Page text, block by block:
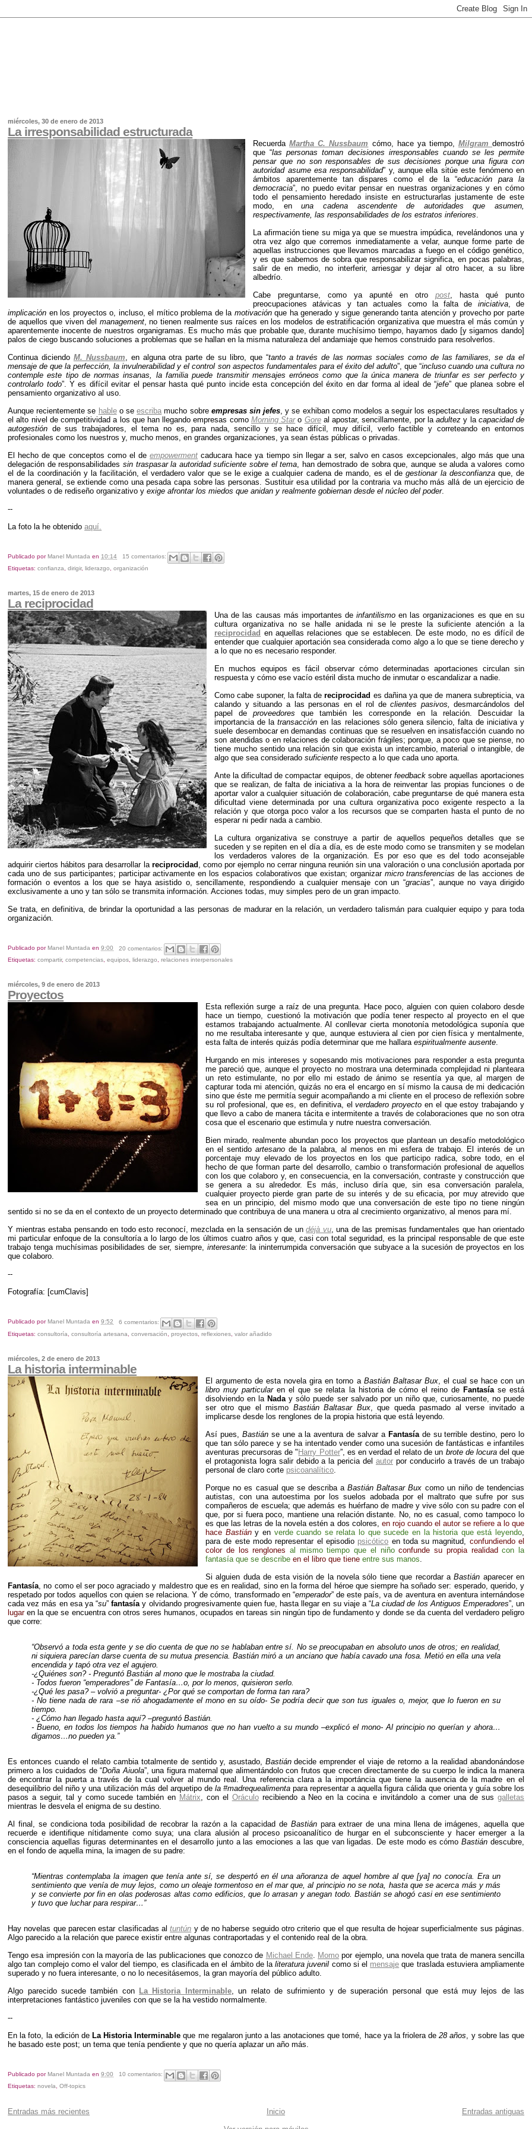
miércoles, 30 de enero de 2013
La irresponsabilidad estructurada
RecuerdaMartha C. Nussbaum cómo, hace ya tiempo, Milgramdemostró
que “las personas toman decisiones irresponsables cuando se les permite
pensar que no son responsables de sus decisiones porque una figura con
autoridad asume esa responsabilidad” y, aunque ella sitúe este fenómeno en
ámbitos aparentemente tan dispares como el de la “educación para la
democracia”, no puedo evitar pensar en nuestras organizaciones y en cómo
todo el pensamiento heredado insiste en estructurarlas justamente de este
modo, enuna cadena ascendente de autoridades que asumen,
respectivamente, las responsabilidades de los estratos inferiores.
La afirmación tiene su miga ya que se muestra impúdica, revelándonos una y
otra vez algo que corremos inmediatamente a velar, aunque forme parte de
aquellas instrucciones que llevamos marcadas a fuego en el código genético,
y es que sabemos de sobra que responsabilizar significa, en pocas palabras,
salir de en medio, no interferir, arriesgar y dejar al otro hacer, a su libre
albedrío.
Cabe preguntarse, como ya apunté en otropost, hasta qué punto
preocupaciones atávicas y tan actuales como la falta de iniciativa, de
implicación en los proyectos o, incluso, el mítico problema de la motivaciónque ha generado y sigue generando tanta atención y provecho por parte
de aquellos que viven del management, no tienen realmente sus raíces en los modelos de estratificación organizativa que muestra el más común y
aparentemente inocente de nuestros organigramas. Es mucho más que probable que, durante muchísimo tiempo, hayamos dado [y sigamos dando]
palos de ciego buscando soluciones a problemas que se hallan en la misma naturaleza del andamiaje que hemos construido para resolverlos.
Continua diciendo M. Nussbaum, en alguna otra parte de su libro, que “tanto a través de las normas sociales como de las familiares, se da el
mensaje de que la perfección, la invulnerabilidad y el control son aspectos fundamentales para el éxito del adulto”, que “incluso cuando una cultura no
contemple este tipo de normas insanas, la familia puede transmitir mensajes erróneos como que la única manera de triunfar es ser perfecto y
controlarlo todo”. Y es difícil evitar el pensar hasta qué punto incide esta concepción del éxito en dar forma al ideal de “jefe” que planea sobre el
pensamiento organizativo al uso.
Aunque recientemente se hableo seescriba mucho sobre empresas sin jefes, y se exhiban como modelos a seguir los espectaculares resultados y
el alto nivel de competitividad a los que han llegando empresas como Morning Staro Goreal apostar, sencillamente, por laadultez y la capacidad de
autogestión de sus trabajadores, el tema no es, para nada, sencillo y se hace difícil, muy difícil, verlo factible y correteando en entornos
profesionales como los nuestros y, mucho menos, en grandes organizaciones, ya sean éstas públicas o privadas.
El hecho de que conceptos como el deempowerment caducara hace ya tiempo sin llegar a ser, salvo en casos excepcionales, algo más que una
delegación de responsabilidades sin traspasar la autoridad suficiente sobre el tema, han demostrado de sobra que, aunque se aluda a valores como
el de la coordinación y la facilitación, el verdadero valor que se le exige a cualquier cadena de mando, es el degestionar la desconfianzaque, de
manera general, se extiende como una pesada capa sobre las personas. Sustituir esa utilidad por la contraria va mucho más allá de un ejercicio de
voluntades o de rediseño organizativo yexige afrontar los miedos que anidan y realmente gobiernan desde el núcleo del poder.
--
La foto la he obtenidoaquí.
Publicado por Manel Muntada en 10:14
15 comentarios:
Etiquetas:confianza ,dirigir,liderazgo ,organización
martes, 15 de enero de 2013
La reciprocidad
Una de las causas más importantes deinfantilismo en las organizaciones es que en su
cultura organizativa no se halle anidada ni se le preste la suficiente atención a la
reciprocidad en aquellas relaciones que se establecen. De este modo, no es difícil de
entender que cualquier aportación sea considerada como algo a lo que se tiene derecho y
a lo que no es necesario responder.
En muchos equipos es fácil observar cómo determinadas aportaciones circulan sin
respuesta y cómo ese vacío estéril dista mucho de inmutar o escandalizar a nadie.
Como cabe suponer, la falta dereciprocidad es dañina ya que de manera subrepticia, va
calando y situando a las personas en el rol declientes pasivos, desmarcándolos del
papel deproveedores que también les corresponde en la relación. Descuidar la
importancia de latransacción en las relaciones sólo genera silencio, falta de iniciativa y
suele desembocar en demandas continuas que se resuelven en insatisfacción cuando no
son atendidas o en relaciones de colaboración frágiles; porque, a poco que se piense, no
tiene mucho sentido una relación sin que exista un intercambio, material o intangible, de
algo que sea consideradosuficiente respecto a lo que cada uno aporta.
Ante la dificultad de compactar equipos, de obtener feedbacksobre aquellas aportaciones
que se realizan, de falta de iniciativa a la hora de reinventar las propias funciones o de
aportar valor a cualquier situación de colaboración, cabe preguntarse de qué manera esta
dificultad viene determinada por una cultura organizativa poco exigente respecto a la
relación y que otorga poco valor a los recursos que se comparten hasta el punto de no
esperar ni pedir nada a cambio.
La cultura organizativa se construye a partir de aquellos pequeños detalles que se
suceden y se repiten en el día a día, es de este modo como se transmiten y se modelan
los verdaderos valores de la organización. Es por eso que es del todo aconsejable
adquirir ciertos hábitos para desarrollar la reciprocidad , como por ejemplo no cerrar ninguna reunión sin una valoración o una conclusión aportada por
cada uno de sus participantes; participar activamente en los espacios colaborativos que existan; organizar micro transferencias de las acciones de
formación o eventos a los que se haya asistido o, sencillamente, respondiendo a cualquier mensaje con un “gracias”, aunque no vaya dirigido
exclusivamente a uno y tan sólo se transmita información. Acciones todas, muy simples pero de un gran impacto.
Se trata, en definitiva, de brindar la oportunidad a las personas de madurar en la relación, un verdadero talismán para cualquier equipo y para toda
organización.
Publicado por Manel Muntada en9:00
20 comentarios:
Etiquetas:compartir,competencias,equipos, liderazgo,relaciones interpersonales
miércoles, 9 de enero de 2013
Proyectos
Esta reflexión surge a raíz de una pregunta. Hace poco, alguien con quien colaboro desde
hace un tiempo, cuestionó la motivación que podía tener respecto al proyecto en el que
estamos trabajando actualmente. Al conllevar cierta monotonía metodológica suponía que
no me resultaba interesante y que, aunque estuviera al cien por cien física y mentalmente,
esta falta de interés quizás podía determinar que me hallaraespiritualmente ausente.
Hurgando en mis intereses y sopesando mis motivaciones para responder a esta pregunta
me pareció que, aunque el proyecto no mostrara una determinada complejidad ni planteara
un reto estimulante, no por ello mi estado de ánimo se resentía ya que, al margen de
capturar toda mi atención, quizás no era el encargo en sí mismo la causa de mi dedicación
sino que éste me permitía seguir acompañando a mi cliente en el proceso de reflexión sobre
su rol profesional, que es, en definitiva, elverdadero proyecto en el que estoy trabajando y
que llevo a cabo de manera tácita e intermitente a través de colaboraciones que no son otra
cosa que el escenario que estimula y nutre nuestra conversación.
Bien mirado, realmente abundan poco los proyectos que plantean un desafío metodológico
en el sentidoartesano de la palabra, al menos en mi esfera de trabajo. El interés de un
porcentaje muy elevado de los proyectos en los que participo radica, sobre todo, en el
hecho de que forman parte del desarrollo, cambio o transformación profesional de aquellos
con los que colaboro y, en consecuencia, en la conversación, contraste y construcción que
se genera a su alrededor. Es más, incluso diría que, sin esa conversación paralela,
cualquier proyecto pierde gran parte de su interés y de su eficacia, por muy atrevido que
sea en un principio, del mismo modo que una conversación de este tipo no tiene ningún
sentido si no se da en el contexto de un proyecto determinado que contribuya de una manera u otra al crecimiento organizativo, al menos para mí.
Y mientras estaba pensando en todo esto reconocí, mezclada en la sensación de undéjà vu, una de las premisas fundamentales que han orientado
mi particular enfoque de la consultoría a lo largo de los últimos cuatro años y que, casi con total seguridad, es la principal responsable de que este
trabajo tenga muchísimas posibilidades de ser, siempre, interesante: la ininterrumpida conversación que subyace a la sucesión de proyectos en los
que colaboro.
--
Fotografía: [cumClavis]
Publicado por Manel Muntada en9:52
6 comentarios:
Etiquetas:consultoría ,consultoría artesana ,conversación ,proyectos ,reflexiones ,valor añadido
miércoles, 2 de enero de 2013
La historia interminable
El argumento de esta novela gira en torno a Bastián Baltasar Bux, el cual se hace con un
libro muy particularen el que se relata la historia de cómo el reino de Fantasíase está
disolviendo en laNada y sólo puede ser salvado por un niño que, curiosamente, no puede
ser otro que el mismo Bastián Baltasar Bux, que queda pasmado al verse invitado a
implicarse desde los renglones de la propia historia que está leyendo.
Así pues, Bastiánse une a la aventura de salvar a Fantasíade su terrible destino, pero lo
que tan sólo parece y se ha intentado vender como una sucesión de fantásticas e infantiles
aventuras precursoras de "Harry Potter”, es en verdad el relato de un brote de locuradel que
el protagonista logra salir debido a la pericia del autorpor conducirlo a través de un trabajo
personal de claro corte psicoanalítico
Porque no es casual que se describa aBastián Baltasar Bux como un niño de tendencias
autistas, con una autoestima por los suelos adobada por el maltrato que sufre por sus
compañeros de escuela; que además es huérfano de madre y vive sólo con su padre con el
que, por si fuera poco, mantiene una relación distante. No, no es casual, como tampoco lo
es que las letras de la novela estén a dos colores, en rojo cuando el autor se refiere a lo que
hace Bastiány en verde cuando se relata lo que sucede en la historia que está leyendo
para de este modo representar el episodio psicótico en toda su magnitud, confundiendo el
color de los renglones al mismo tiempo que el niño confunde su propia realidad con la
fantasía que se describe en el libro que tiene entre sus manos
Si alguien duda de esta visión de la novela sólo tiene que recordar aBastián aparecer en
Fantasía , no como el ser poco agraciado y maldestro que es en realidad, sino en la forma del héroe que siempre ha soñado ser: esperado, querido, y
respetado por todos aquellos con quien se relaciona. Y de cómo, transformado en “emperador” de este país, va de aventura en aventura internándose
cada vez más en esa ya “su”fantasía y olvidando progresivamente quien fue, hasta llegar en su viaje a “La ciudad de los Antiguos Emperadores”, un
lugaren la que se encuentra con otros seres humanos, ocupados en tareas sin ningún tipo de fundamento y donde se da cuenta del verdadero peligro
que corre:
“Observó a toda esta gente y se dio cuenta de que no se hablaban entre sí. No se preocupaban en absoluto unos de otros; en realidad,
ni siquiera parecían darse cuenta de su mutua presencia. Bastián miró a un anciano que había cavado una fosa. Metió en ella una vela
encendida y tapó otra vez el agujero.
-¿Quiénes son? - Preguntó Bastián al mono que le mostraba la ciudad.
- Todos fueron “emperadores” de Fantasía…o, por lo menos, quisieron serlo.
-¿Qué les pasa? – volvió a preguntar- ¿Por qué se comportan de forma tan rara?
- No tiene nada de rara –se rió ahogadamente el mono en su oído- Se podría decir que son tus iguales o, mejor, que lo fueron en su
tiempo.
- ¿Cómo han llegado hasta aquí? –preguntó Bastián.
- Bueno, en todos los tiempos ha habido humanos que no han vuelto a su mundo –explicó el mono- Al principio no querían y ahora…
digamos…no pueden ya.”
Es entonces cuando el relato cambia totalmente de sentido y, asustado, Bastiándecide emprender el viaje de retorno a la realidad abandonándose
primero a los cuidados de “Doña Aiuola”, una figura maternal que alimentándolo con frutos que crecen directamente de su cuerpo le indica la manera
de encontrar la puerta a través de la cual volver al mundo real. Una referencia clara a la importáncia que tiene la ausencia de la madre en el
desequilibrio del niño y una utilización más del arquetipo de la #madrequealimenta para representar a aquella figura cálida que orienta y guía sobre los
pasos a seguir, tal y como sucede también en Mátrix , con el Oráculorecibiendo a Neo en la cocina e invitándolo a comer una de susgalletas
mientras le desvela el enigma de su destino.
Al final, se condiciona toda posibilidad de recobrar la razón a la capacidad de Bastiánpara extraer de una mina llena de imágenes, aquella que
recuerde e identifique nítidamente como suya; una clara alusión al proceso psicoanalítico de hurgar en el subconsciente y hacer emerger a la
consciencia aquellas figuras determinantes en el desarrollo junto a las emociones a las que van ligadas. De este modo es cómoBastián descubre,
en el fondo de aquella mina, la imagen de su padre:
“Mientras contemplaba la imagen que tenía ante sí, se despertó en él una añoranza de aquel hombre al que [ya] no conocía. Era un
sentimiento que venía de muy lejos, como un oleaje tormentoso en el mar que, al principio no se nota, hasta que se acerca más y más
y se convierte por fin en olas poderosas altas como edificios, que lo arrasan y anegan todo. Bastián se ahogó casi en ese sentimiento
y tuvo que luchar para respirar…”
Hay novelas que parecen estar clasificadas altuntún y de no haberse seguido otro criterio que el que resulta de hojear superficialmente sus páginas.
Algo parecido a la relación que parece existir entre algunas contraportadas y el contenido real de la obra.
Tengo esa impresión con la mayoría de las publicaciones que conozco de Michael Ende. Momo por ejemplo, una novela que trata de manera sencilla
algo tan complejo como el valor del tiempo, es clasificada en el ámbito de laliteratura juvenil como si el mensaje que traslada estuviera ampliamente
superado y no fuera interesante, o no lo necesitásemos, la gran mayoría del público adulto.
Algo parecido sucede también con La Historia Interminable, un relato de sufrimiento y de superación personal que está muy lejos de las
interpretaciones fantástico juveniles con que se la ha vestido normalmente.
--
En la foto, la edición de La Historia Interminable que me regalaron junto a las anotaciones que tomé, hace ya la friolera de28 años , y sobre las que
he basado este post; un tema que tenía pendiente y que no quería aplazar un año más.
Publicado por Manel Muntada en9:00
10 comentarios:
Etiquetas:novela ,Off-topics
Entradas más recientes Entradas antiguas
Inicio